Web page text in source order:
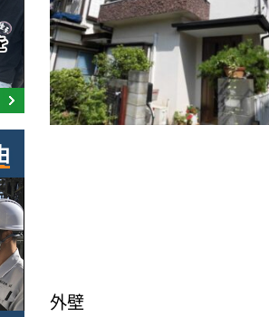
外壁